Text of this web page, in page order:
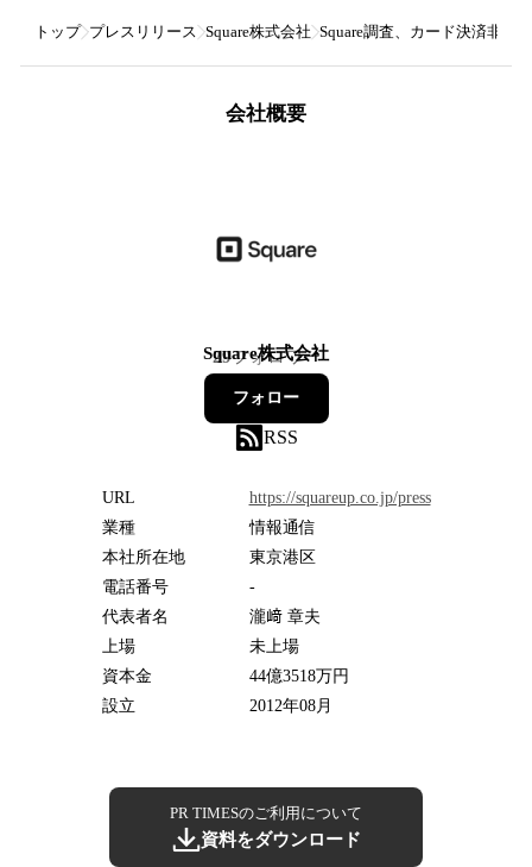
トップ プレスリリース Square株式会社 Square調査、カード決済非対
会社概要
Square株式会社
29フォロワー
フォロー
RSS
URL
https://squareup.co.jp/press
業種
情報通信
本社所在地
東京港区
電話番号
-
代表者名
瀧﨑 章夫
上場
未上場
資本金
44億3518万円
設立
2012年08月
PR TIMESのご利用について
資料をダウンロード